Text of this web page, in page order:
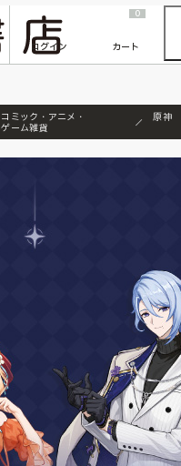
『ONE PIECE magazine 021 ONE PIECEカード付き同梱版』発売延期のご案内
ログイン
0
カート
コミック・アニメ・
ゲーム雑貨
原神